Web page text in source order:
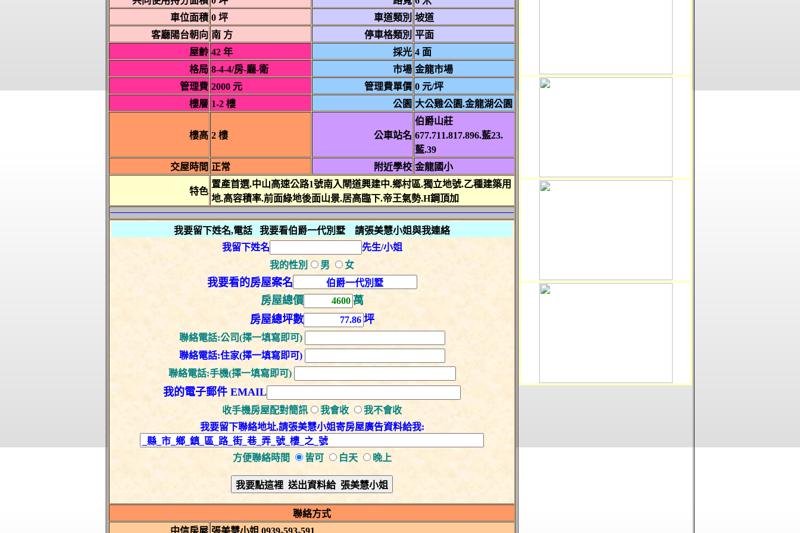
車位面積 0 坪 車道類別 坡道
客廳陽台朝向 南 方 停車格類別 平面
屋齡 42 年 採光 4 面
格局 8-4-4/房-廳-衛 市場 金龍市場
管理費 2000 元 管理費單價 0 元/坪
樓層 1-2 樓 公園 大公雞公園.金龍湖公園
樓高 2 樓 公車站名
伯爵山莊
677.711.817.896.藍23.
藍.39
交屋時間 正常 附近學校 金龍國小
特色
置產首選.中山高速公路1號南入閘道興建中.鄉村區.獨立地號.乙種建築用
地.高容積率.前面綠地後面山景.居高臨下.帝王氣勢.H鋼頂加
我要留下姓名,電話 我要看伯爵一代別墅 請張美慧小姐與我連絡
我留下姓名
先生/小姐
我的性別
男 女
我要看的房屋案名
房屋總價
萬
房屋總坪數
坪
聯絡電話:公司(擇一填寫即可)
聯絡電話:住家(擇一填寫即可)
聯絡電話:手機(擇一填寫即可)
我的電子郵件 EMAIL
收手機房屋配對簡訊 我會收
我不會收
我要留下聯絡地址,請張美慧小姐寄房屋廣告資料給我:
方便聯絡時間 皆可 白天 晚上
聯絡方式
中信房屋 張美慧小姐 0939-593-591